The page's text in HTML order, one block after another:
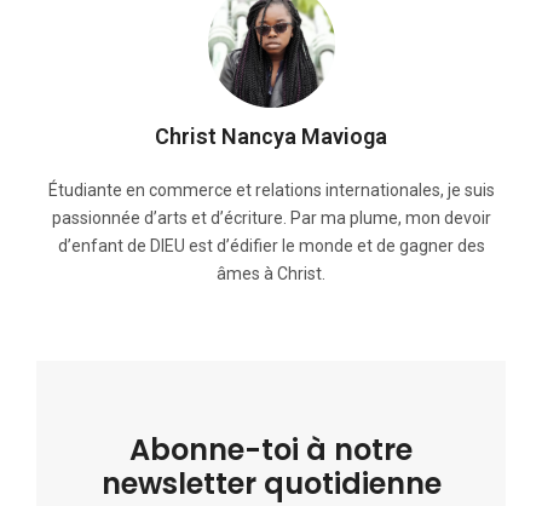
Christ Nancya Mavioga
Étudiante en commerce et relations internationales, je suis
passionnée d’arts et d’écriture. Par ma plume, mon devoir
d’enfant de DIEU est d’édifier le monde et de gagner des
âmes à Christ.
Abonne-toi à notre
newsletter quotidienne